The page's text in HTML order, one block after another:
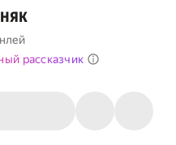
рассказчик